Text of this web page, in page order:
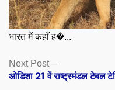
भारत में कहाँ ह�...
Posts
navigation
Next Post
Next
post:
ओडिशा 21 वें राष्ट्रमंडल टेबल